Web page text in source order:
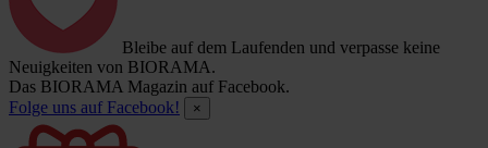
Bleibe auf dem Laufenden und verpasse keine
Neuigkeiten von BIORAMA.
Das BIORAMA Magazin auf Facebook.
Folge uns auf Facebook!
×